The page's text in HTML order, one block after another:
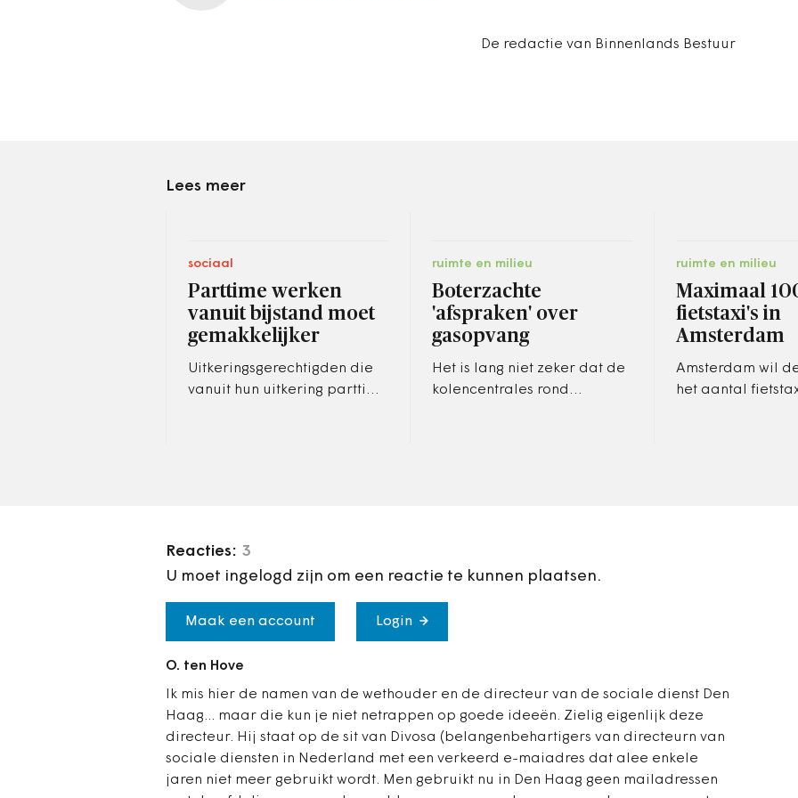
De redactie van Binnenlands Bestuur
Lees meer
sociaal
Parttime werken
vanuit bijstand moet
gemakkelijker
Uitkeringsgerechtigden die
vanuit hun uitkering parttime
ruimte en milieu
Boterzachte
'afspraken' over
gasopvang
Het is lang niet zeker dat de
kolencentrales rond
ruimte en milieu
Maximaal
fietstaxi's in
Amsterdam
Amsterdam wil
het aantal
Reacties: 3
U moet ingelogd zijn om een reactie te kunnen plaatsen.
Maak een account Login
O. ten Hove
Ik mis hier de namen van de wethouder en de directeur van de sociale dienst Den
Haag... maar die kun je niet netrappen op goede ideeën. Zielig eigenlijk deze
directeur. Hij staat op de sit van Divosa (belangenbehartigers van directeurn van
sociale diensten in Nederland met een verkeerd e-maiadres dat alee enkele
jaren niet meer gebruikt wordt. Men gebruikt nu in Den Haag geen mailadressen